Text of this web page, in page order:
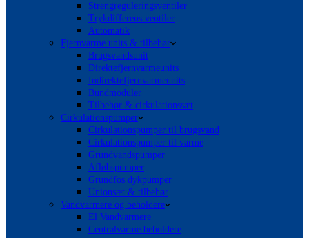
Strengreguleringsventiler
Trykdifferens ventiler
Automatik
Fjernvarme units & tilbehør
Brugsvandsunit
Direktefjernvarmeunits
Indirektefjernvarmeunits
Bundmoduler
Tilbehør & cirkulationssæt
Cirkulationspumper
Cirkulationspumper til brugsvand
Cirkulationspumper til varme
Grundvandspumper
Afløbspumper
Grundfos dykpumper
Unionsæt & tilbehør
Vandvarmere og beholdere
El Vandvarmere
Centralvarme beholdere